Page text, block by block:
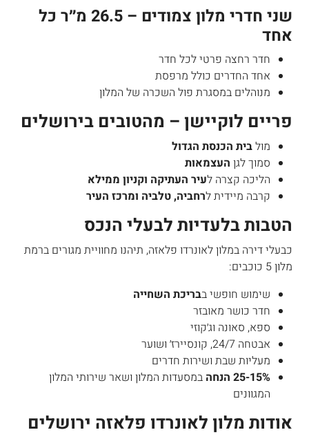
שני חדרי מלון צמודים – 26.5 מ״ר כל
אחד
חדר רחצה פרטי לכל חדר
אחד החדרים כולל מרפסת
מנוהלים במסגרת פול השכרה של המלון
פריים לוקיישן – מהטובים בירושלים
מולבית הכנסת הגדול
סמוך לגן העצמאות
הליכה קצרה לעיר העתיקה וקניון ממילא
קרבה מיידית לרחביה, טלביה ומרכז העיר
הטבות בלעדיות לבעלי הנכס
כבעלי דירה במלון לאונרדו פלאזה, תיהנו מחוויית מגורים ברמת
מלון 5 כוכבים:
שימוש חופשי בבריכת השחייה
חדר כושר מאובזר
ספא, סאונה וג׳קוזי
אבטחה 24/7, קונסיירז׳ ושוער
מעליות שבת ושירות חדרים
15%-25 הנחה
במסעדות המלון ושאר שירותי המלון
המגוונים
אודות מלון לאונרדו פלאזה ירושלים